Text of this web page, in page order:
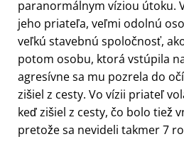
paranormálnym víziou útoku.
jeho priateľa, veľmi odolnú
veľkú stavebnú spoločnosť,
potom osobu, ktorá vstúpila
agresívne sa mu pozrela do
zišiel z cesty. Vo vízii priateľ
keď zišiel z cesty, čo bolo tiež
pretože sa nevideli takmer 7